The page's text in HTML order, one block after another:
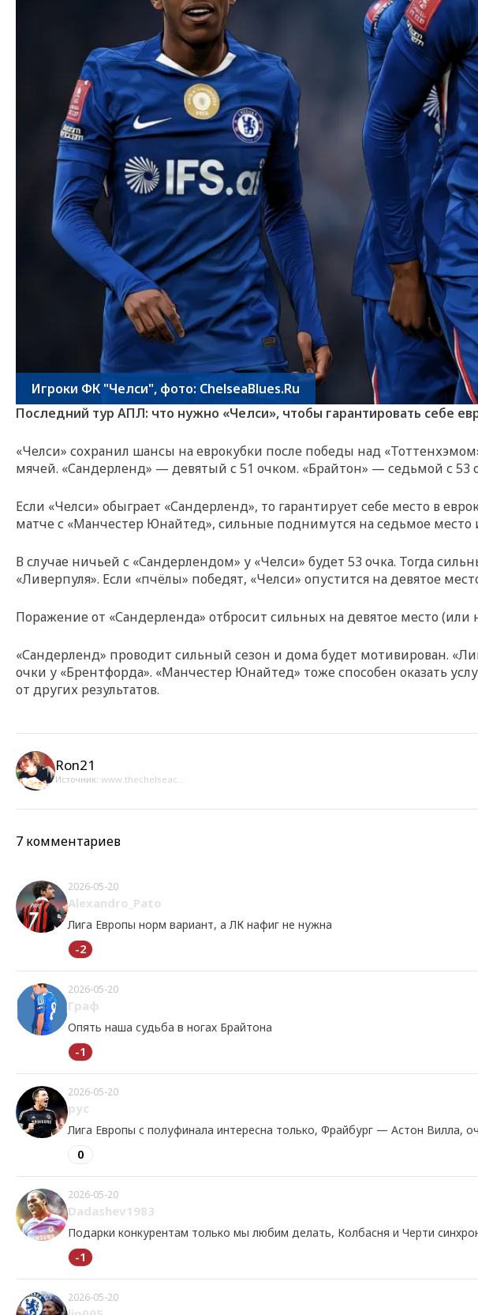
Игроки ФК "Челси", фото: ChelseaBlues.Ru
Последний тур АПЛ: что нужно «Челси», чтобы гарантировать себе
«Челси» сохранил шансы на еврокубки после победы над
мячей. «Сандерленд» — девятый с 51 очком. «Брайтон» — седьмой с 53
Если «Челси» обыграет «Сандерленд», то гарантирует себе место в
матче с «Манчестер Юнайтед», сильные поднимутся на седьмое место
В случае ничьей с «Сандерлендом» у «Челси» будет 53 очка. Тогда
«Ливерпуля». Если «пчёлы» победят, «Челси» опустится на девятое
Поражение от «Сандерленда» отбросит сильных на девятое место
«Сандерленд» проводит сильный сезон и дома будет мотивирован.
очки у «Брентфорда». «Манчестер Юнайтед» тоже способен оказать
от других результатов.
Ron21
Источник: www.thechelseac...
7 комментариев
2026-05-20
Alexandro_Pato
Лига Европы норм вариант, а ЛК нафиг не нужна
-2
2026-05-20
Граф
Опять наша судьба в ногах Брайтона
-1
2026-05-20
рус
Лига Европы с полуфинала интересна только, Фрайбург — Астон Вилла,
0
2026-05-20
Dadashev1983
Подарки конкурентам только мы любим делать, Колбасня и Черти
-1
2026-05-20